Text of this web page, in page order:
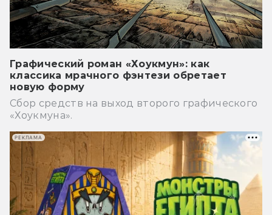
Графический роман «Хоукмун»: как
классика мрачного фэнтези обретает
новую форму
Сбор средств на выход второго графического
«Хоукмуна».
РЕКЛАМА